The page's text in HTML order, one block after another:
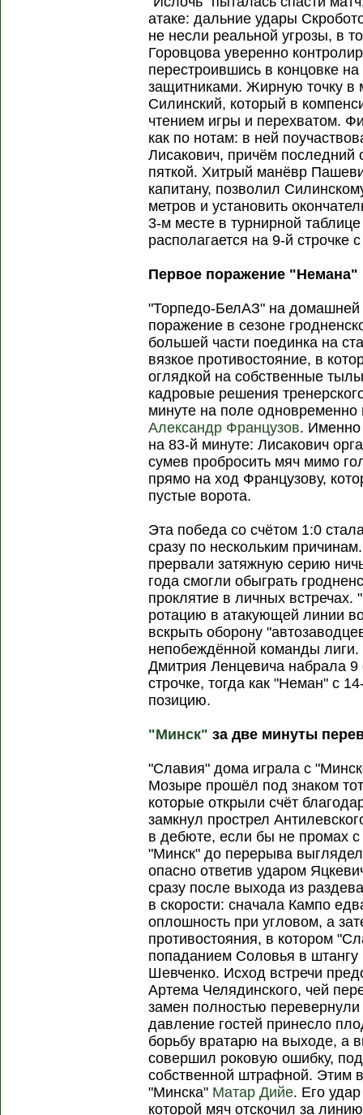
атаке: дальние удары
не несли реальной угрозы, в
Горовцова уверенно
перестроившись в концовке
защитниками. Жирную точку в
Силинский, который в
чтением игры и перехватом.
как по нотам: в ней
Лисакович, причём
пяткой. Хитрый манёвр
капитану, позволил
метров и установить
3-м месте в турнирной
располагается на 9-й строчке
Первое поражение "Немана"
"Торпедо-БелАЗ" на домашней
поражение в сезоне
большей части поединка на
вязкое противостояние, в
оглядкой на собственные
кадровые решения
минуте на поле
Александр Французов. Именно
на 83-й минуте: Лисакович
сумев пробросить мяч мимо
прямо на ход Французову,
пустые ворота.
Эта победа со счётом 1:0
сразу по нескольким
прервали затяжную серию
года смогли обыграть
проклятие в личных
ротацию в атакующей линии
вскрыть оборону
непобеждённой команды
Дмитрия Ленцевича набрала 9
строчке, тогда как "Неман" с
позицию.
"Минск" за две минуты
"Славия" дома играла с
Мозыре прошёл под знаком
которые открыли счёт
замкнул прострел
в дебюте, если бы не промах
"Минск" до перерыва
опасно ответив ударом
сразу после выхода из
в скорости: сначала Кампо
оплошность при угловом, а
противостояния, в котором
попаданием Соловья в
Шевченко. Исход встречи
Артема Челядинского, чей
замен полностью
давление гостей принесло
борьбу вратарю на выходе,
совершил роковую ошибку,
собственной штрафной. Этим
"Минска" Матар Дийе. Его
которой мяч отскочил за